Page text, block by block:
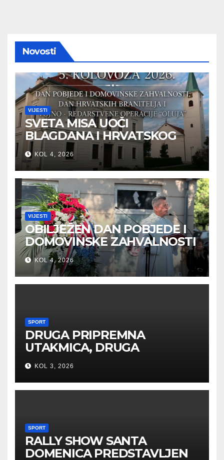
Novosti
VIJESTI
SVETA MISA UOČI
BLAGDANA I HRVATSKOG
PRAZNIKA SLOBODE
KOL 4, 2026
VIJESTI
OBILJEŽEN DAN POBJEDE I
DOMOVINSKE ZAHVALNOSTI
U SVETOJ NEDELJI
KOL 4, 2026
SPORT
DRUGA PRIPREMNA
UTAKMICA, DRUGA
POBJEDA ZA TIGROVE
KOL 3, 2026
SPORT
RALLY SHOW SANTA
DOMENICA PREDSTAVLJEN